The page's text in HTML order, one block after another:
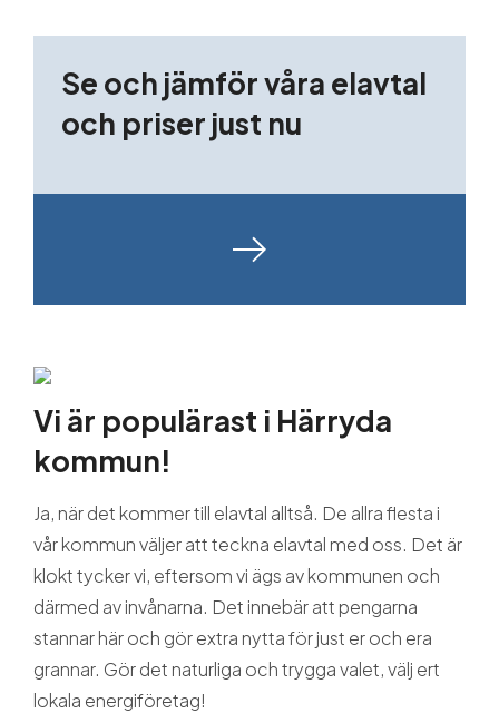
Se och jämför våra elavtal
och priser just nu
Vi är populärast i Härryda
kommun!
Ja, när det kommer till elavtal alltså. De allra flesta i
vår kommun väljer att teckna elavtal med oss. Det är
klokt tycker vi, eftersom vi ägs av kommunen och
därmed av invånarna. Det innebär att pengarna
stannar här och gör extra nytta för just er och era
grannar. Gör det naturliga och trygga valet, välj ert
lokala energiföretag!